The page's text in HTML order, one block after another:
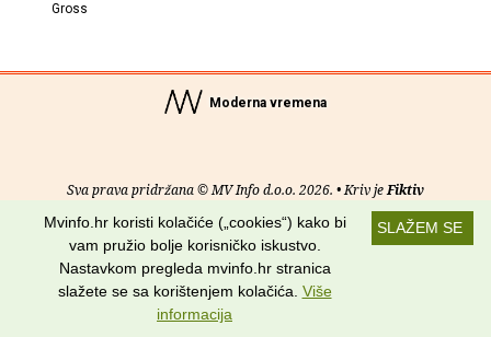
Gross
Moderna vremena
Sva prava pridržana © MV Info d.o.o. 2026. • Kriv jeFiktiv
O nama• Pomoć• Uvjeti korištenja•RSS kanali
Potraži nas na:
SLAŽEM SE
Mvinfo.hr koristi kolačiće („cookies“) kako bi
vam pružio bolje korisničko iskustvo.
Nastavkom pregleda mvinfo.hr stranica
slažete se sa korištenjem kolačića. Više
informacija